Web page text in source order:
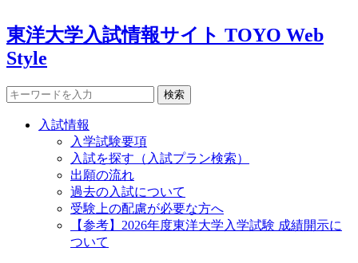
東洋大学入試情報サイト TOYO Web
Style
検索
入試情報
入学試験要項
入試を探す（入試プラン検索）
出願の流れ
過去の入試について
受験上の配慮が必要な方へ
【参考】2026年度東洋大学入学試験 成績開示に
ついて